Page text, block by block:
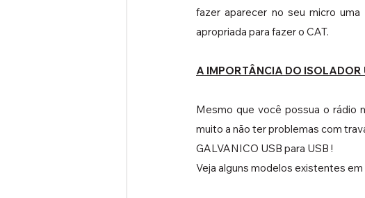
fazer aparecer no seu micro
apropriada para fazer o CAT.
A IMPORTÂNCIA DO ISOLADOR
Mesmo que você possua o rádio
muito a não ter problemas com
GALVANICO USB para USB !
Veja alguns modelos existentes